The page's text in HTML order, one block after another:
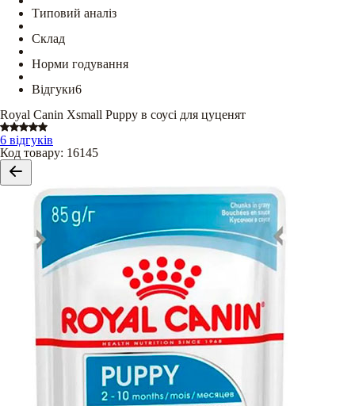
Типовий аналіз
Склад
Норми годування
Відгуки6
Royal Canin Xsmall Puppy в соусі для цуценят
6 відгуків
Код товару: 16145